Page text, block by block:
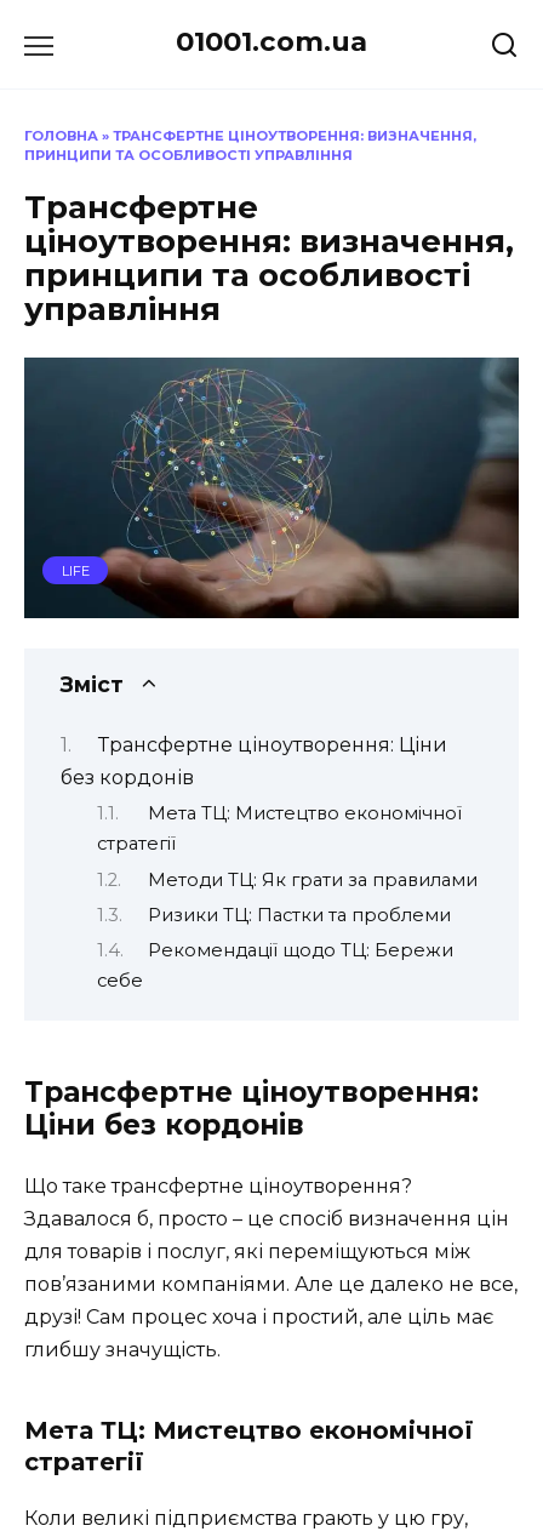
до
01001.com.ua
ГОЛОВНА » ТРАНСФЕРТНЕ ЦІНОУТВОРЕННЯ: ВИЗНАЧЕННЯ,
ПРИНЦИПИ ТА ОСОБЛИВОСТІ УПРАВЛІННЯ
Трансфертне
ціноутворення: визначення,
принципи та особливості
управління
LIFE
Зміст
Трансфертне ціноутворення: Ціни
без кордонів
Мета ТЦ: Мистецтво економічної
стратегії
Методи ТЦ: Як грати за правилами
Ризики ТЦ: Пастки та проблеми
Рекомендації щодо ТЦ: Бережи
себе
Трансфертне ціноутворення:
Ціни без кордонів
Що таке трансфертне ціноутворення?
Здавалося б, просто – це спосіб визначення цін
для товарів і послуг, які переміщуються між
пов’язаними компаніями. Але це далеко не все,
друзі! Сам процес хоча і простий, але ціль має
глибшу значущість.
Мета ТЦ: Мистецтво економічної
стратегії
Коли великі підприємства грають у цю гру,